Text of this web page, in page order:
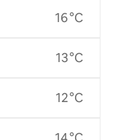
16 °C
13 °C
12 °C